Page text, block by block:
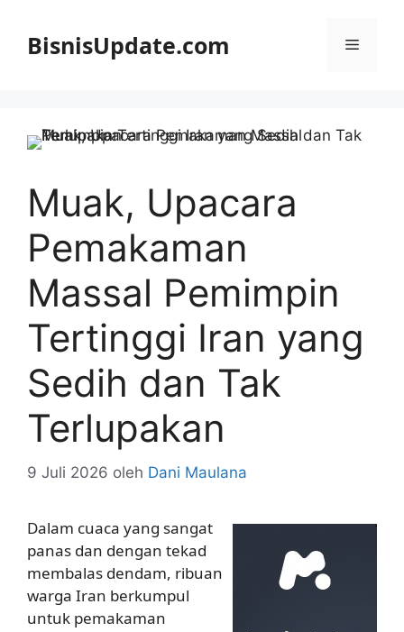
BisnisUpdate.com Menu
Muak, Upacara
Pemakaman
Massal Pemimpin
Tertinggi Iran yang
Sedih dan Tak
Terlupakan
9 Juli 2026 oleh Dani Maulana
Dalam cuaca yang sangat
panas dan dengan tekad
membalas dendam, ribuan
warga Iran berkumpul
untuk pemakaman